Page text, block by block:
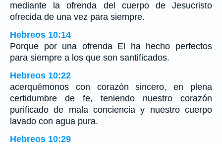
mediante la ofrenda del cuerpo de Jesucristo
ofrecida de una vez para siempre.
Hebreos 10:14
Porque por una ofrenda El ha hecho perfectos
para siempre a los que son santificados.
Hebreos 10:22
acerquémonos con corazón sincero, en plena
certidumbre de fe, teniendo nuestro corazón
purificado de mala conciencia y nuestro cuerpo
lavado con agua pura.
Hebreos 10:29